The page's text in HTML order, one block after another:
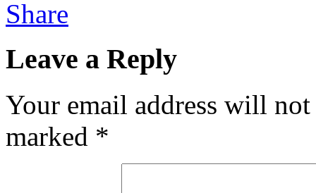
Leave a Reply
Your email address will
marked *